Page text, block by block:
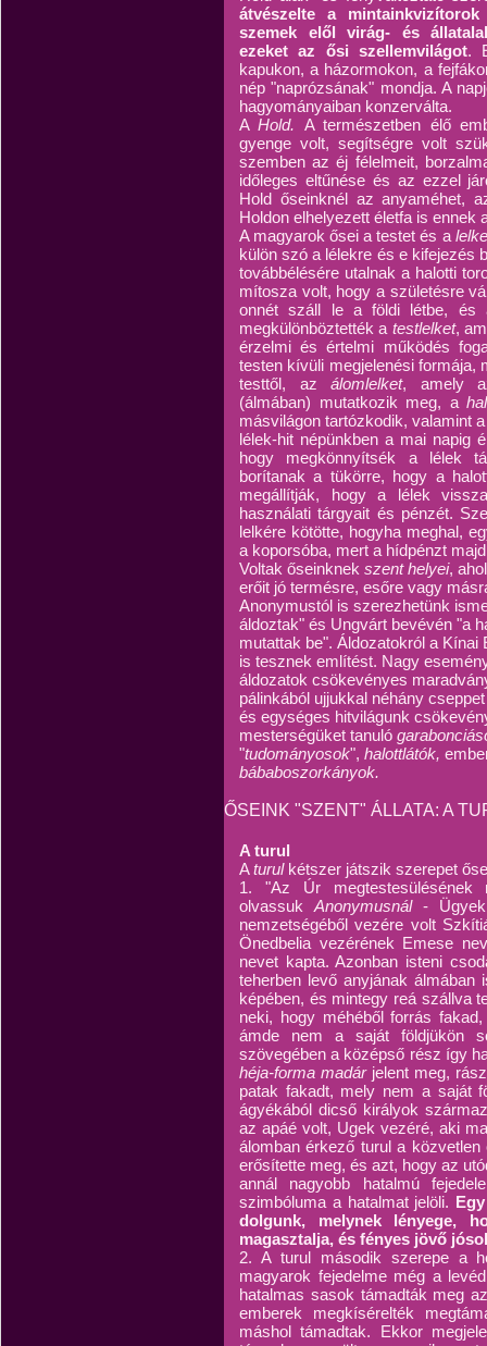
átvészelte a
szemek elől virág- és
ezeket az ősi szellemvilágot.
kapukon, a házormokon, a
nép "naprózsának" mondja. A
hagyományaiban konzerválta.
AHold. A természetben élő
gyenge volt, segítségre volt
szemben az éj félelmeit,
időleges eltűnése és az ezzel
Hold őseinknél az anyaméhet,
Holdon elhelyezett életfa is ennek
A magyarok ősei a testet és a
külön szó a lélekre és e kifejezés
továbbélésére utalnak a halotti
mítosza volt, hogy a születésre
onnét száll le a földi létbe, és
megkülönböztették a testlelket,
érzelmi és értelmi működés
testen kívüli megjelenési formája,
testtől, az álomlelket, amely
(álmában) mutatkozik meg, a
másvilágon tartózkodik, valamint
lélek-hit népünkben a mai napig
hogy megkönnyítsék a lélek
borítanak a tükörre, hogy a
megállítják, hogy a lélek
használati tárgyait és pénzét.
lelkére kötötte, hogyha meghal,
a koporsóba, mert a hídpénzt
Voltak őseinknek szent helyei,
erőit jó termésre, esőre vagy
Anonymustól is szerezhetünk
áldoztak" és Ungvárt bevévén "a
mutattak be". Áldozatokról a
is tesznek említést. Nagy
áldozatok csökevényes
pálinkából ujjukkal néhány
és egységes hitvilágunk
mesterségüket tanuló
"tudományosok", halottlátók,
bábaboszorkányok.
ŐSEINK "SZENT" ÁLLATA: A
A turul
Aturulkétszer játszik szerepet
1. "Az Úr megtestesülésének
olvassuk Anonymusnál -
nemzetségéből vezére volt
Önedbelia vezérének Emese
nevet kapta. Azonban isteni
teherben levő anyjának
képében, és mintegy reá szállva
neki, hogy méhéből forrás
ámde nem a saját földjükön
szövegében a középső rész így
héja-forma madár jelent meg,
patak fakadt, mely nem a saját
ágyékából dicső királyok
az apáé volt, Ugek vezéré, aki
álomban érkező turul a
erősítette meg, és azt, hogy az
annál nagyobb hatalmú
szimbóluma a hatalmat jelöli.
dolgunk, melynek lényege,
magasztalja, és fényes jövő
2. A turul második szerepe a
magyarok fejedelme még a
hatalmas sasok támadták meg
emberek megkísérelték
máshol támadtak. Ekkor